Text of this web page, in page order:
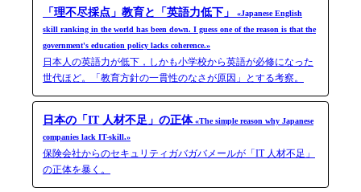
「理不尽採点」教育と「英語力低下」
«Japanese English
skill ranking in the world has been down. I guess one of the reason is that the
government's education policy lacks coherence.»
日本人の英語力が低下，しかも小学校から英語が必修になった
世代ほど。「教育方針の一貫性のなさが原因」とする考察。
日本の「IT 人材不足」の正体«The simple reason why Japanese
companies lack IT-skill.»
保険会社からのセキュリティガバガバメールが「IT 人材不足」
の正体を暴く。